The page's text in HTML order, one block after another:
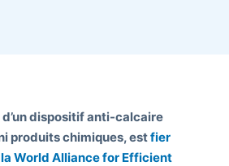
dispositif anti-calcaire
produits chimiques, estfier
World Alliance for Efficient